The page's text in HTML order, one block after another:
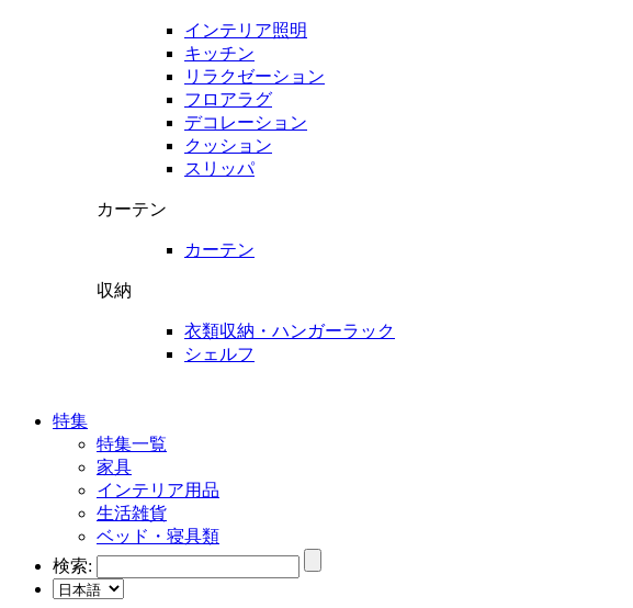
インテリア照明
キッチン
リラクゼーション
フロアラグ
デコレーション
クッション
スリッパ
カーテン
カーテン
収納
衣類収納・ハンガーラック
シェルフ
特集
特集一覧
家具
インテリア用品
生活雑貨
ベッド・寝具類
検索: